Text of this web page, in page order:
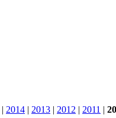
| 2014 | 2013 | 2012 | 2011 |